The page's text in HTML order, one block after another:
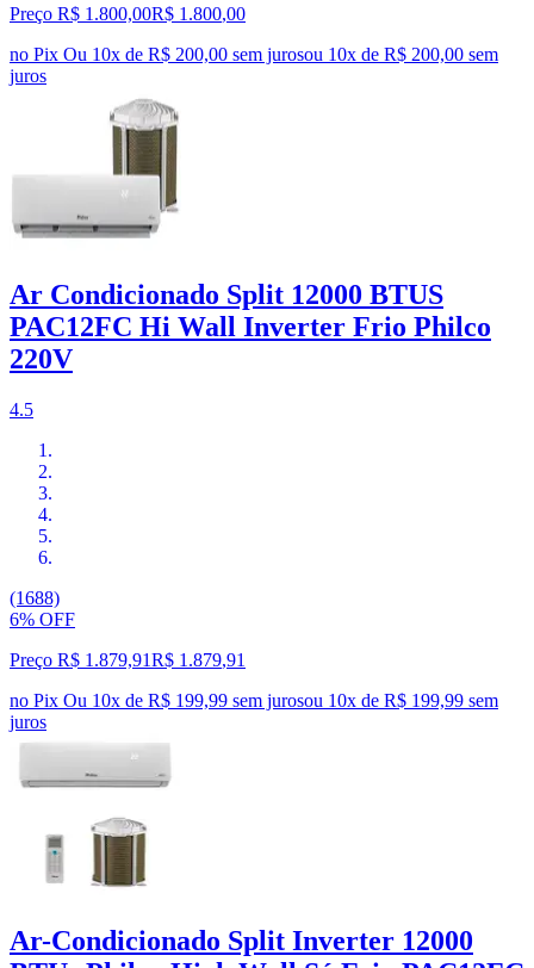
Preço R$ 1.800,00R$ 1.800,00
no Pix Ou 10x de R$ 200,00 sem jurosou 10x de R$ 200,00 sem
juros
Ar Condicionado Split 12000 BTUS
PAC12FC Hi Wall Inverter Frio Philco
220V
4.5
(1688)
6% OFF
Preço R$ 1.879,91R$ 1.879,91
no Pix Ou 10x de R$ 199,99 sem jurosou 10x de R$ 199,99 sem
juros
Ar-Condicionado Split Inverter 12000